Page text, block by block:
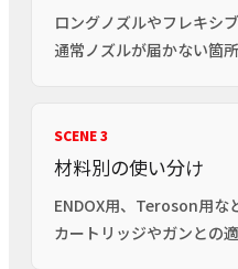
ロングノズルやフレキシブ
通常ノズルが届かない箇
SCENE 3
材料別の使い分け
ENDOX用、Teroson用な
カートリッジやガンとの